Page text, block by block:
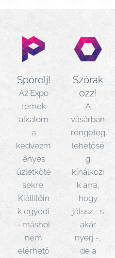
Spórolj!
Az Expo
remek
alkalom
a
kedvezm
ényes
üzletköté
sekre.
Kiállítóin
k egyedi
- máshol
nem
elérhető
Szórak
ozz!
A
vásárban
rengeteg
lehetősé
g
kínálkozi
k arra,
hogy
játssz - s
akár
nyerj -,
de a